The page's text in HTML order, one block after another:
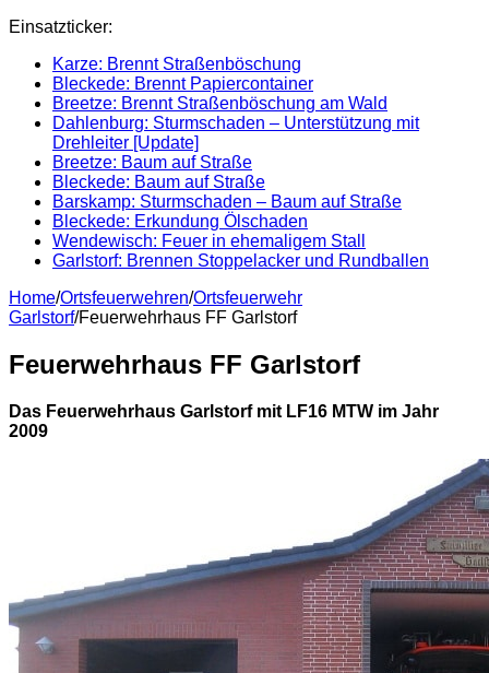
Einsatzticker:
Karze: Brennt Straßenböschung
Bleckede: Brennt Papiercontainer
Breetze: Brennt Straßenböschung am Wald
Dahlenburg: Sturmschaden – Unterstützung mit
Drehleiter [Update]
Breetze: Baum auf Straße
Bleckede: Baum auf Straße
Barskamp: Sturmschaden – Baum auf Straße
Bleckede: Erkundung Ölschaden
Wendewisch: Feuer in ehemaligem Stall
Garlstorf: Brennen Stoppelacker und Rundballen
Home/Ortsfeuerwehren/Ortsfeuerwehr
Garlstorf/Feuerwehrhaus FF Garlstorf
Feuerwehrhaus FF Garlstorf
Das Feuerwehrhaus Garlstorf mit LF16 MTW im Jahr
2009